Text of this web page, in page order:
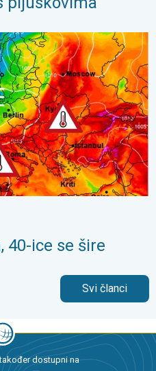
Ljetne vrućine. . . utorak,
40-ice se šire
Svi članci
dostupni na